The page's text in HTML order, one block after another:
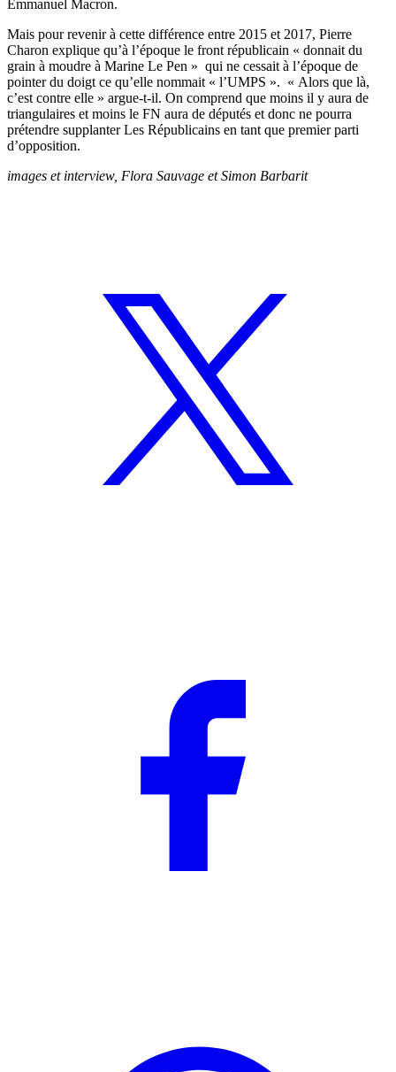
Emmanuel Macron.
Mais pour revenir à cette différence entre 2015 et 2017, Pierre
Charon explique qu’à l’époque le front républicain « donnait du
grain à moudre à Marine Le Pen » qui ne cessait à l’époque de
pointer du doigt ce qu’elle nommait « l’UMPS ». « Alors que là,
c’est contre elle » argue-t-il. On comprend que moins il y aura de
triangulaires et moins le FN aura de députés et donc ne pourra
prétendre supplanter Les Républicains en tant que premier parti
d’opposition.
images et interview, Flora Sauvage et Simon Barbarit